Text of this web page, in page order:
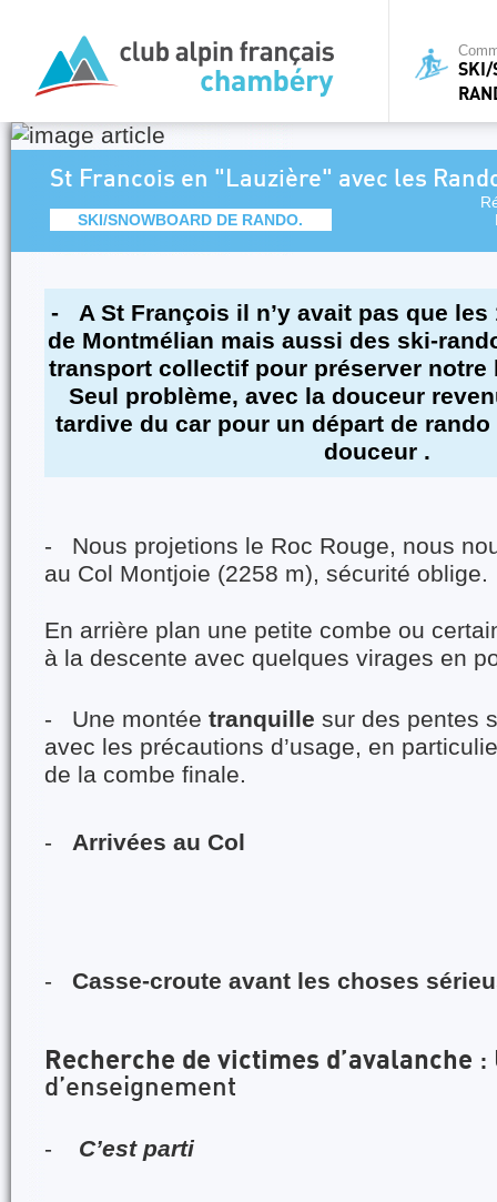
SKI/
St Francois en "Lauzière" avec les
SKI/SNOWBOARD DE RANDO.
- A St François il n’y avait pas que les
de Montmélian mais aussi des ski-
transport collectif pour préserver notre
Seul problème, avec la douceur
tardive du car pour un départ de
douceur .
- Nous projetions le Roc Rouge, nous
au Col Montjoie (2258 m), sécurité oblige.
En arrière plan une petite combe ou
à la descente avec quelques virages en
- Une montée tranquille sur des pentes
avec les précautions d’usage, en
de la combe finale.
- Arrivées au Col
- Casse-croute avant les choses
Recherche de victimes d’avalanche :
d’enseignement
- C’est parti